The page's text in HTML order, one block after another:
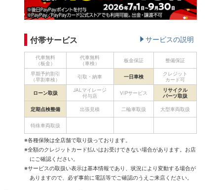
付帯サービス サービスの説明
代車無料
（板金）
代車無料
（車検）
板金保証 整備保証
早期予約割引
（早割車検）
引取・納車 一日車検
クレジット
カード可
ローン取扱
JALマイレージ
付与店
VIPサービス
リサイクル
パーツ取扱
定期点検整備 出張見積 二輪車取扱 大型車両取扱
特殊車両取扱
※各種保険は全店舗で取り扱っております。
※全額のクレジットカード払いはお受けできない場合があります。お店
にご確認ください。
※サービスの取扱い表示は基本情報であり、状況により変動する場合が
ありますので、必ず事前に電話等でご確認のうえご来店ください。